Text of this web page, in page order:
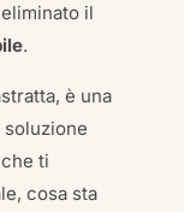
il
.
è una
soluzione
ti
cosa sta